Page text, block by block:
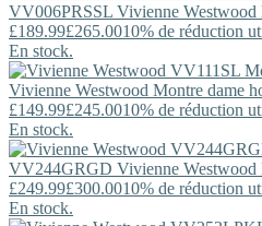
VV006PRSSL Vivienne Westwood
£189.99£265.0010% de réduction
En stock.
Vivienne Westwood Montre dame
£149.99£245.0010% de réduction
En stock.
VV244GRGD Vivienne Westwood
£249.99£300.0010% de réduction
En stock.